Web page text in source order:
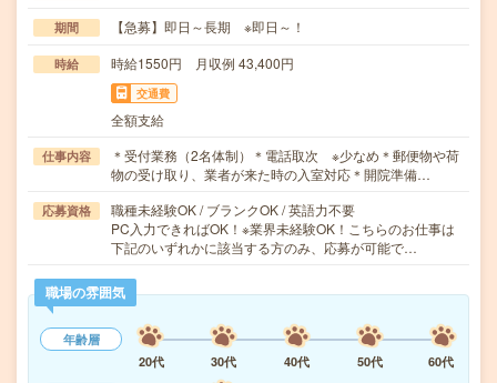
期間 【急募】即日～長期 ※即日～！
時給 時給1550円 月収例 43,400円
交通費
全額支給
仕事内容
＊受付業務（2名体制）＊電話取次 ※少なめ＊郵便物や荷
物の受け取り、業者が来た時の入室対応＊開院準備…
応募資格
職種未経験OK / ブランクOK / 英語力不要
PC入力できればOK！※業界未経験OK！こちらのお仕事は
下記のいずれかに該当する方のみ、応募が可能で…
職場の雰囲気
年齢層
20代
30代 40代 50代
60代